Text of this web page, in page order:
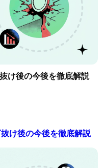
け後の今後を徹底解説
け後の今後を徹底解説